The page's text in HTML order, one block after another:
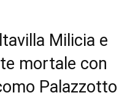
Milicia e
mortale con
Palazzotto